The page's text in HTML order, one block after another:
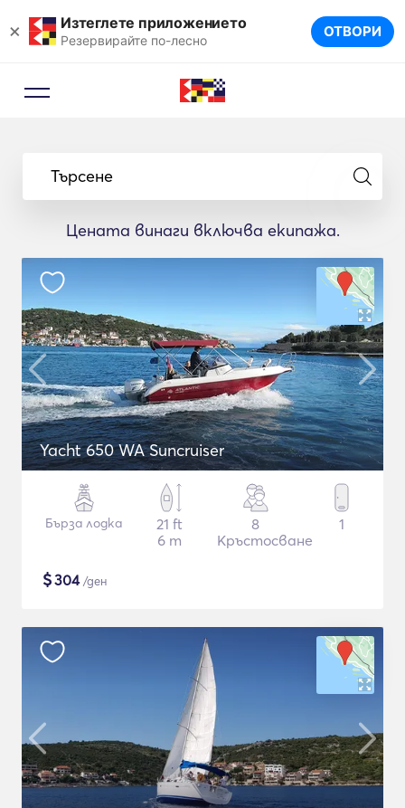
× Изтеглете приложението
Резервирайте по-лесно ОТВОРИ
Търсене
Цената винаги включва екипажа.
Yacht 650 WA Suncruiser
Бърза лодка
21 ft
6 m
8
Кръстосване
1
$304/ден